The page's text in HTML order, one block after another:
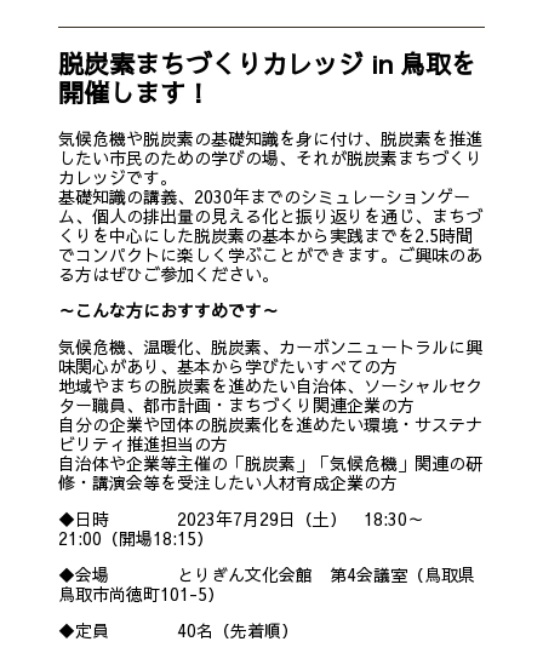
脱炭素まちづくりカレッジ in 鳥取を
開催します！
気候危機や脱炭素の基礎知識を身に付け、脱炭素を推進
したい市民のための学びの場、それが脱炭素まちづくり
カレッジです。
基礎知識の講義、2030年までのシミュレーションゲー
ム、個人の排出量の見える化と振り返りを通じ、まちづ
くりを中心にした脱炭素の基本から実践までを2.5時間
でコンパクトに楽しく学ぶことができます。ご興味のあ
る方はぜひご参加ください。
～こんな方におすすめです～
気候危機、温暖化、脱炭素、カーボンニュートラルに興
味関心があり、基本から学びたいすべての方
地域やまちの脱炭素を進めたい自治体、ソーシャルセク
ター職員、都市計画・まちづくり関連企業の方
自分の企業や団体の脱炭素化を進めたい環境・サステナ
ビリティ推進担当の方
自治体や企業等主催の「脱炭素」「気候危機」関連の研
修・講演会等を受注したい人材育成企業の方
◆日時 2023年7月29日（土） 18:30～
21:00（開場18:15）
◆会場 とりぎん文化会館 第4会議室（鳥取県
鳥取市尚徳町101-5）
◆定員 40名（先着順）